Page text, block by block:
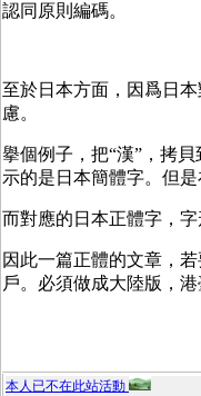
認同原則編碼。
至於日本方面，因爲日
慮。
擧個例子，把“漢”，拷貝
示的是日本簡體字。但是
而對應的日本正體字，字
因此一篇正體的文章，
戶。必須做成大陸版，
本人已不在此站活動